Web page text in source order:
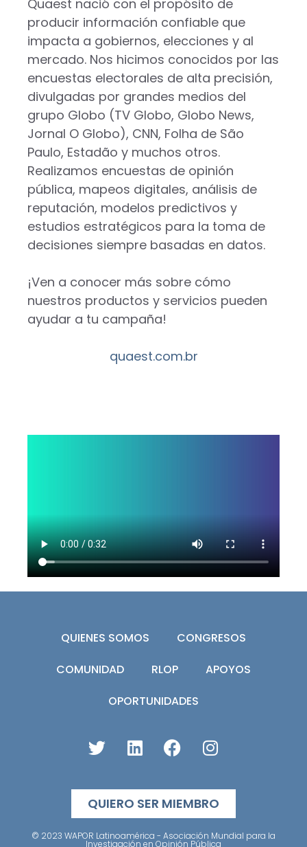
Quaest nació con el propósito de
producir información confiable que
impacta a gobiernos, elecciones y al
mercado. Nos hicimos conocidos por las
encuestas electorales de alta precisión,
divulgadas por grandes medios del
grupo Globo (TV Globo, Globo News,
Jornal O Globo), CNN, Folha de São
Paulo, Estadão y muchos otros.
Realizamos encuestas de opinión
pública, mapeos digitales, análisis de
reputación, modelos predictivos y
estudios estratégicos para la toma de
decisiones siempre basadas en datos.
¡Ven a conocer más sobre cómo
nuestros productos y servicios pueden
ayudar a tu campaña!
quaest.com.br
QUIENES SOMOS
CONGRESOS
COMUNIDAD
RLOP
APOYOS
OPORTUNIDADES
QUIERO SER MIEMBRO
© 2023 WAPOR Latinoamérica - Asociación Mundial para la
Investigación en Opinión Pública